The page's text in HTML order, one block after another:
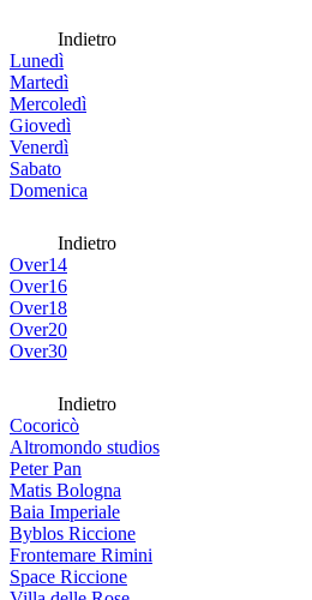
Indietro
Lunedì
Martedì
Mercoledì
Giovedì
Venerdì
Sabato
Domenica
Indietro
Over14
Over16
Over18
Over20
Over30
Indietro
Cocoricò
Altromondo studios
Peter Pan
Matis Bologna
Baia Imperiale
Byblos Riccione
Frontemare Rimini
Space Riccione